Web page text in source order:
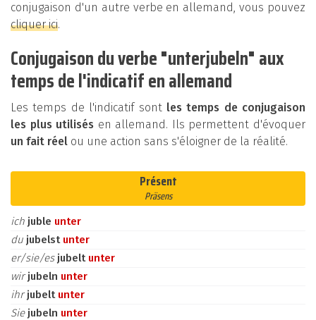
conjugaison d'un autre verbe en allemand, vous pouvez
cliquer ici.
Conjugaison du verbe "unterjubeln" aux
temps de l'indicatif en allemand
Les temps de l'indicatif sont les temps de conjugaison
les plus utilisés en allemand. Ils permettent d'évoquer
un fait réel ou une action sans s'éloigner de la réalité.
Présent
Präsens
ich juble unter
du jubelst unter
er/sie/es jubelt unter
wirjubeln unter
ihrjubelt unter
Sie jubeln unter